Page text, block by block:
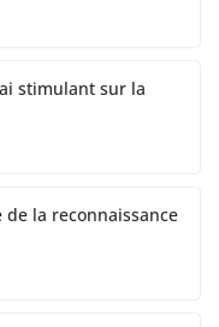
stimulant sur la
la reconnaissance